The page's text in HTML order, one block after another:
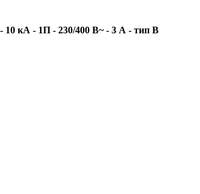
кА - 1П - 230/400 В~ - 3 А - тип B